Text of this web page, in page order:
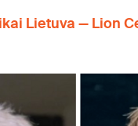
Lietuva — Lion